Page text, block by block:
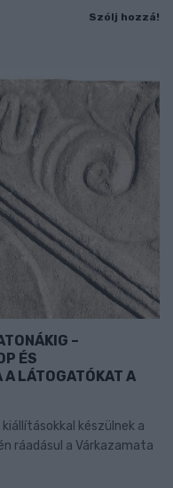
Szólj hozzá!
–
ÉS
LÁTOGATÓKAT A
készülnek a
ráadásul a Várkazamata